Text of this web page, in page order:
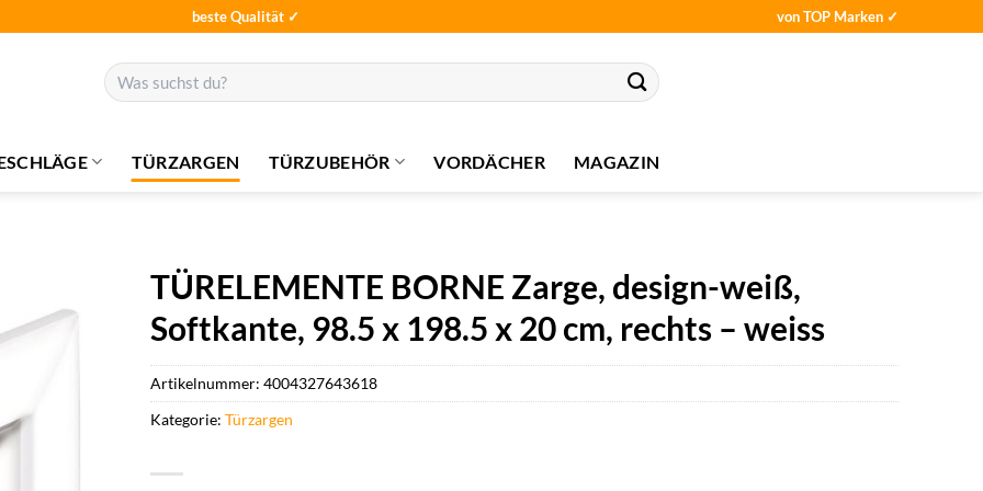
beste Qualität ✓ von TOP Marken ✓
Suchen
nach:
TÜRZARGEN TÜRZUBEHÖR VORDÄCHER MAGAZIN
TÜRELEMENTE BORNE Zarge, design-weiß,
Softkante, 98.5 x 198.5 x 20 cm, rechts – weiss
Artikelnummer:4004327643618
Kategorie:Türzargen